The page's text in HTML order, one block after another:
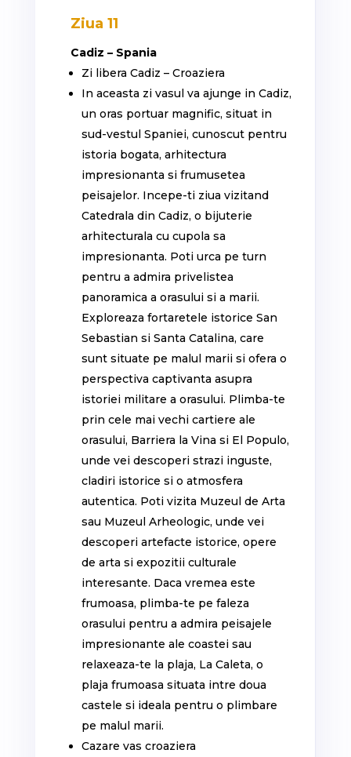
Ziua 11
Cadiz – Spania
Zi libera Cadiz – Croaziera
In aceasta zi vasul va ajunge in Cadiz,
un oras portuar magnific, situat in
sud-vestul Spaniei, cunoscut pentru
istoria bogata, arhitectura
impresionanta si frumusetea
peisajelor. Incepe-ti ziua vizitand
Catedrala din Cadiz, o bijuterie
arhitecturala cu cupola sa
impresionanta. Poti urca pe turn
pentru a admira privelistea
panoramica a orasului si a marii.
Exploreaza fortaretele istorice San
Sebastian si Santa Catalina, care
sunt situate pe malul marii si ofera o
perspectiva captivanta asupra
istoriei militare a orasului. Plimba-te
prin cele mai vechi cartiere ale
orasului, Barriera la Vina si El Populo,
unde vei descoperi strazi inguste,
cladiri istorice si o atmosfera
autentica. Poti vizita Muzeul de Arta
sau Muzeul Arheologic, unde vei
descoperi artefacte istorice, opere
de arta si expozitii culturale
interesante. Daca vremea este
frumoasa, plimba-te pe faleza
orasului pentru a admira peisajele
impresionante ale coastei sau
relaxeaza-te la plaja, La Caleta, o
plaja frumoasa situata intre doua
castele si ideala pentru o plimbare
pe malul marii.
Cazare vas croaziera